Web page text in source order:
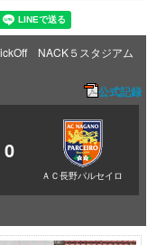
NACK５スタジアム
公式記録
0
ＡＣ長野パルセイロ